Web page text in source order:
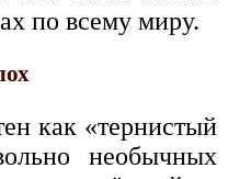
по всему миру.
как «тернистый
необычных